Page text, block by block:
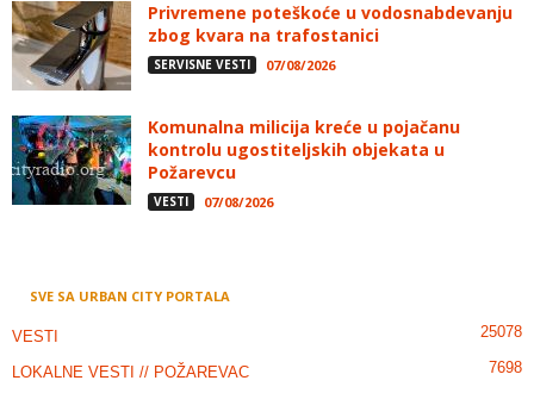
Privremene poteškoće u vodosnabdevanju
zbog kvara na trafostanici
SERVISNE VESTI 07/08/2026
Komunalna milicija kreće u pojačanu
kontrolu ugostiteljskih objekata u
Požarevcu
VESTI 07/08/2026
SVE SA URBAN CITY PORTALA
VESTI 25078
LOKALNE VESTI // POŽAREVAC 7698